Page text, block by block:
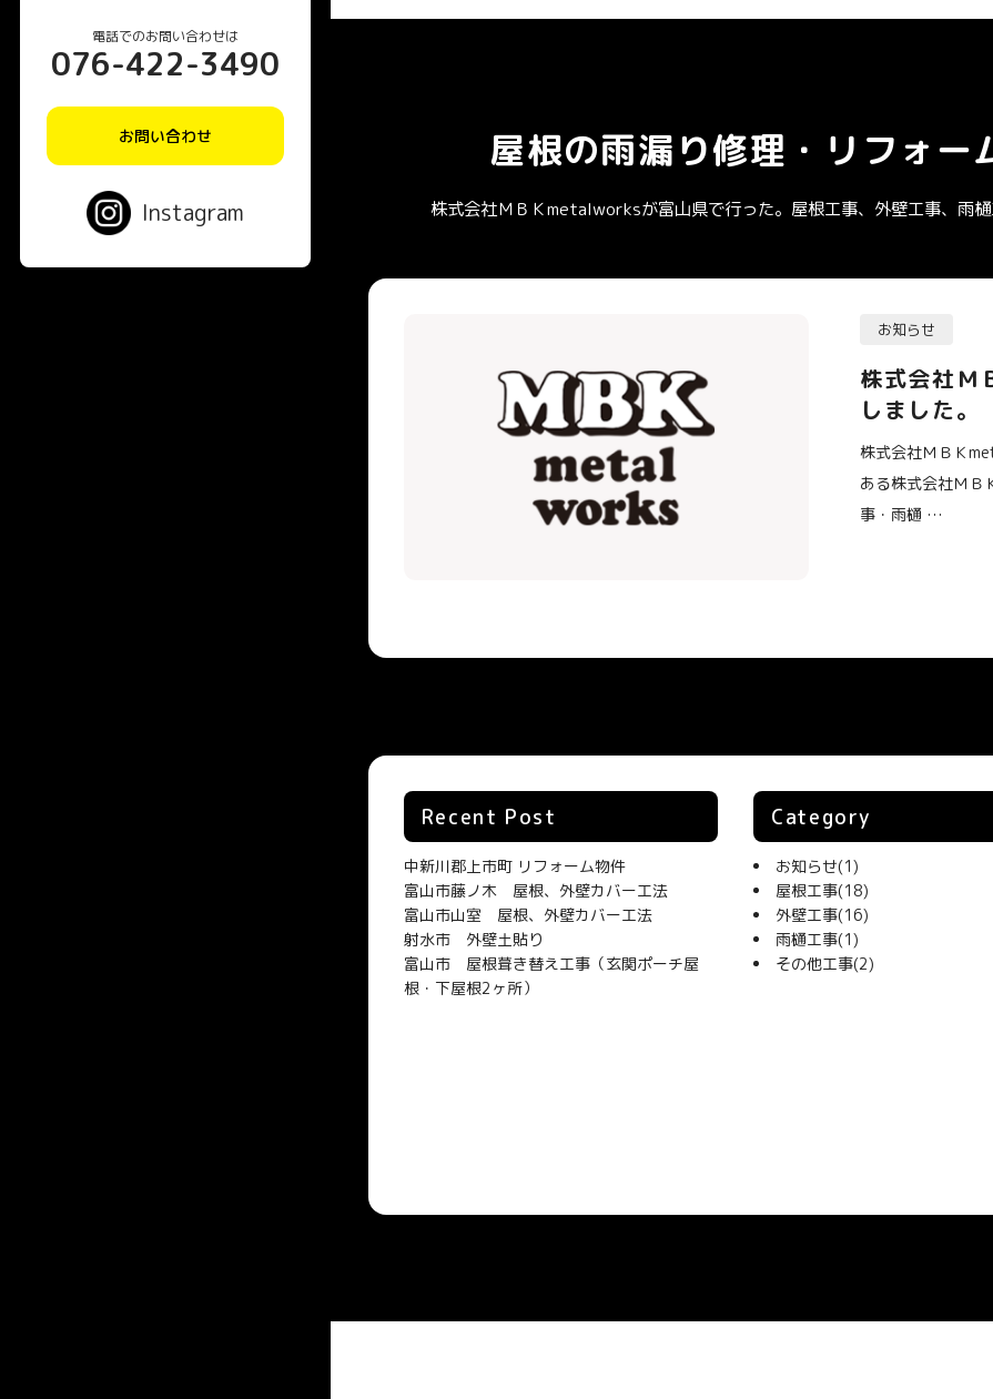
電話でのお問い合わせは
076-422-3490
お問い合わせ
Instagram
屋根の雨漏り修理・リフォー
株式会社ＭＢＫmetalworksが富山県で行った。屋根工事、外壁工事、雨
お知らせ
株式会社
しました。
株式会社ＭＢＫ
ある株式会社Ｍ
事・雨樋 …
Recent Post
中新川郡上市町 リフォーム物件
富山市藤ノ木 屋根、外壁カバー工法
富山市山室 屋根、外壁カバー工法
射水市 外壁土貼り
富山市 屋根葺き替え工事（玄関ポーチ屋
根・下屋根2ヶ所）
Category
お知らせ(1)
屋根工事(18)
外壁工事(16)
雨樋工事(1)
その他工事(2)